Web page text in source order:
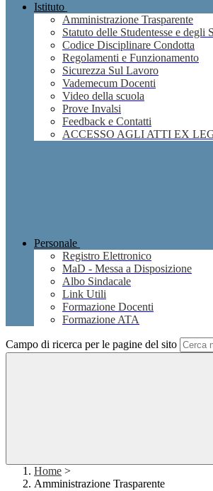
Istituto
Amministrazione Trasparente
Statuto delle Studentesse e degli
Codice Disciplinare Condotta
Regolamenti e Funzionamento
Sicurezza Sul Lavoro
Vademecum Docenti
Video della scuola
Prove Invalsi
Feedback e Contatti
ACCESSO AGLI ATTI EX
Personale
Registro Elettronico
MaD - Messa a Disposizione
Albo Sindacale
Link Utili
Formazione Docenti
Formazione ATA
Campo di ricerca per le pagine del sito
Home >
Amministrazione Trasparente